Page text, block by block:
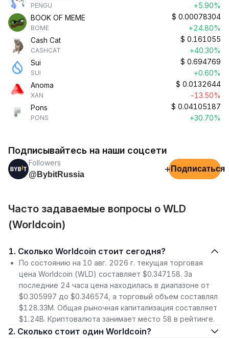
PENGU
+5.90%
BOOK OF MEME
BOME
$ 0.00078304
+24.80%
Cash Cat
CASHCAT
$ 0.161055
+40.30%
Sui
SUI
$ 0.694769
+0.60%
Anoma
XAN
$ 0.0132644
-13.50%
Pons
PONS
$ 0.04105187
+30.70%
Подписывайтесь на наши соцсети
Followers
@BybitRussia
+ Подписаться
Часто задаваемые вопросы о WLD
(Worldcoin)
1. Сколько Worldcoin стоит сегодня?
По состоянию на 10 авг. 2026 г. текущая торговая
цена Worldcoin (WLD) составляет $0.347158. За
последние 24 часа цена находилась в диапазоне от
$0.305997 до $0.346574, а торговый объем составлял
$128.33M. Общая рыночная капитализация составляет
$1.24B. Криптовалюта занимает место 58 в рейтинге.
2. Сколько стоит один Worldcoin?